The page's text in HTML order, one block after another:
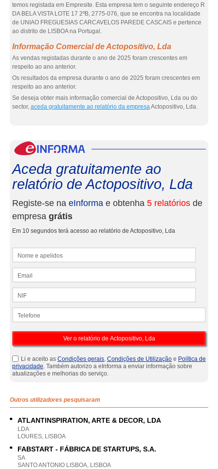
temos registada em Empresite. Esta empresa tem o seguinte endereço R
DA BELA VISTA LOTE 17 2ºB, 2775-076, que se encontra na localidade
de UNIAO FREGUESIAS CARCAVELOS PAREDE CASCAIS e pertence
ao distrito de LISBOA na Portugal.
Informação Comercial de Actopositivo, Lda
As vendas registadas durante o ano de 2025 foram crescentes em
respeito ao ano anterior.
Os resultados da empresa durante o ano de 2025 foram crescentes em
respeito ao ano anterior.
Se deseja obter mais informação comercial de Actopositivo, Lda ou do
sector, aceda gratuitamente ao relatório da empresaActopositivo, Lda.
Aceda gratuitamente ao
relatório de Actopositivo, Lda
Registe-se na eInforma e obtenha 5 relatórios de
empresa grátis
Em 10 segundos terá acesso ao relatório de Actopositivo, Lda
Li e aceito as Condições gerais, Condições de Utilização e Política de
privacidade. Também autorizo a eInforma a enviar informação sobre
atualizações e melhorias do serviço.
Outros utilizadores pesquisaram
ATLANTINSPIRATION, ARTE & DECOR, LDA
LDA
LOURES, LISBOA
FABSTART - FÁBRICA DE STARTUPS, S.A.
SA
SANTO ANTONIO LISBOA, LISBOA